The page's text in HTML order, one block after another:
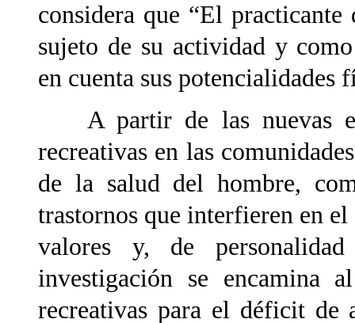
considera que “El
sujeto de su actividad y
en cuenta sus potencialidades
A partir de las nuevas
recreativas en las
de la salud del hombre,
trastornos que interfieren en
valores y, de
investigación se encamina
recreativas para el déficit de